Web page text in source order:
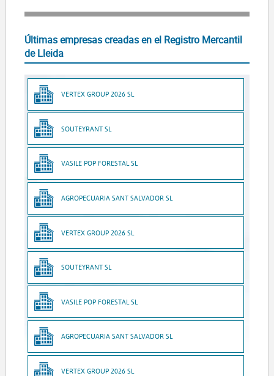
Últimas empresas creadas en el Registro Mercantil
de Lleida
VERTEX GROUP 2026 SL
SOUTEYRANT SL
VASILE POP FORESTAL SL
AGROPECUARIA SANT SALVADOR SL
VERTEX GROUP 2026 SL
SOUTEYRANT SL
VASILE POP FORESTAL SL
AGROPECUARIA SANT SALVADOR SL
VERTEX GROUP 2026 SL